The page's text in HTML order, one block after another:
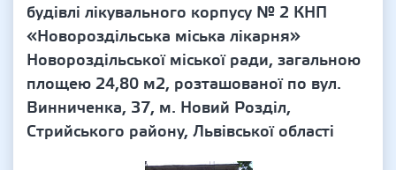
будівлі лікувального корпусу № 2 КНП
«Новороздільська міська лікарня»
Новороздільської міської ради, загальною
площею 24,80 м2, розташованої по вул.
Винниченка, 37, м. Новий Розділ,
Стрийського району, Львівської області